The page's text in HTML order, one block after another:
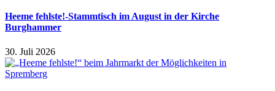
Heeme fehlste!-Stammtisch im August in der Kirche
Burghammer
30. Juli 2026